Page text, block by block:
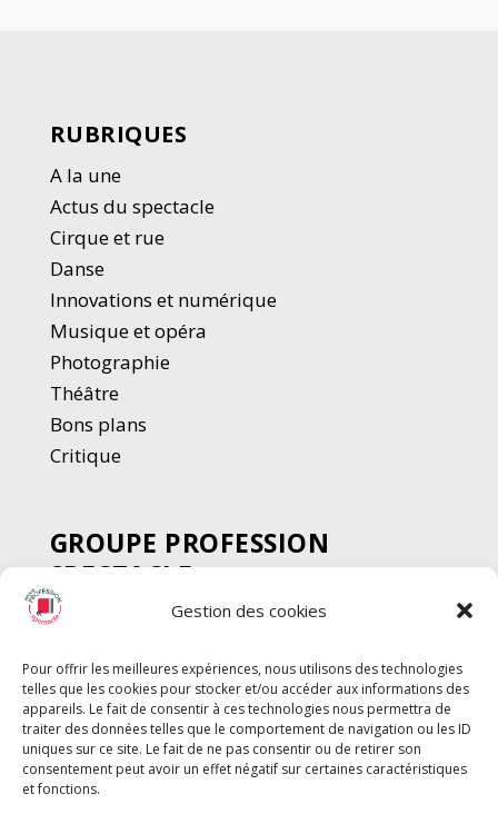
Gestion des cookies
Pour offrir les meilleures expériences, nous utilisons des technologies
telles que les cookies pour stocker et/ou accéder aux informations des
appareils. Le fait de consentir à ces technologies nous permettra de
traiter des données telles que le comportement de navigation ou les ID
uniques sur ce site. Le fait de ne pas consentir ou de retirer son
consentement peut avoir un effet négatif sur certaines caractéristiques
et fonctions.
RUBRIQUES
A la une
Actus du spectacle
Cirque et rue
Danse
Innovations et numérique
Musique et opéra
Photographie
Théâtre
Bons plans
Critique
GROUPE PROFESSION
SPECTACLE
Chèque Intermittents
Chèque Compta
Chèque Emploi Spectacle
G-Pods
Profession Audio-visuel